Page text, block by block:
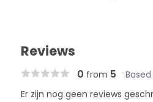
Reviews
0 from 5
Er zijn nog geen reviews